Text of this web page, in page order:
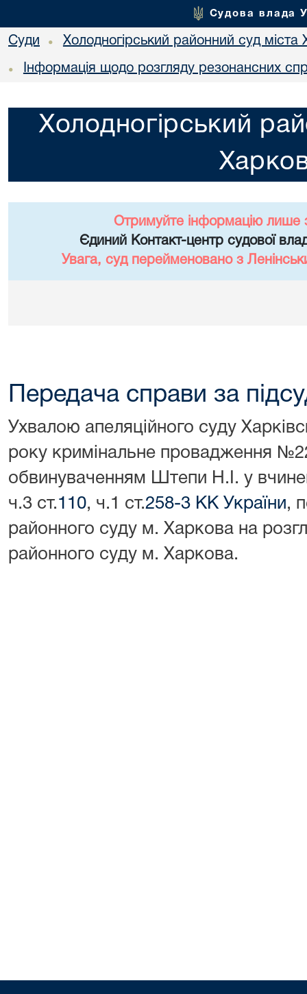
Судова влада
Суди • Холодногірський районний суд міста
• Інформація щодо розгляду резонансних
Холодногірський
Отримуйте інформацію лише
Єдиний Контакт-центр судової
Увага, суд перейменовано з
Передача справи за
Ухвалою апеляційного суду
року кримінальне провадження
обвинуваченням Штепи Н.І. у
ч.3 ст.110, ч.1 ст.258-3 КК України,
районного суду м. Харкова на
районного суду м. Харкова.